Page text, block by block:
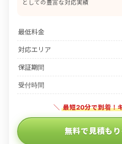
としての豊富な対応実績
最低料金
対応エリア
保証期間
受付時間
＼ 最短20分で到着！
無料で見積も